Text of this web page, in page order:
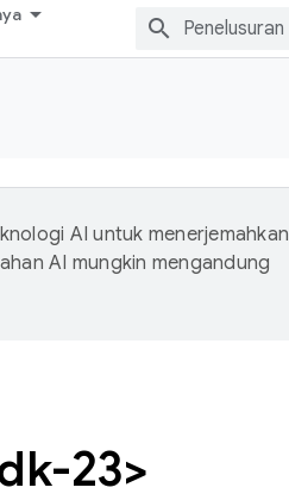
AI untuk menerjemahkan
AI mungkin mengandung
23>